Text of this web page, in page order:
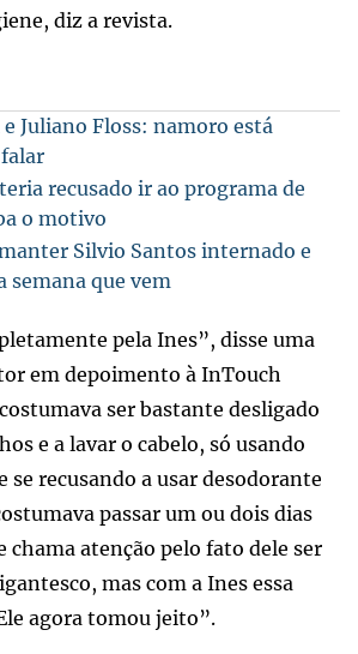
diz a revista.
Juliano Floss: namoro está
recusado ir ao programa de
o motivo
Silvio Santos internado e
semana que vem
pela Ines”, disse uma
em depoimento à InTouch
ser bastante desligado
e a lavar o cabelo, só usando
se recusando a usar desodorante
passar um ou dois dias
chama atenção pelo fato dele ser
mas com a Ines essa
agora tomou jeito”.